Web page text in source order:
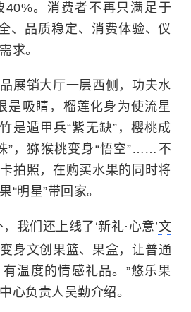
40%。消费者不再只满足于
、品质稳定、消费体验、仪
求。
展销大厅一层西侧，功夫水
是吸睛，榴莲化身为使流星
是遁甲兵“紫无缺”，樱桃成
”，猕猴桃变身“悟空”……不
拍照，在购买水果的同时将
“明星”带回家。
我们还上线了‘新礼·心意’文
身文创果篮、果盒，让普通
温度的情感礼品。”悠乐果
心负责人吴勤介绍。